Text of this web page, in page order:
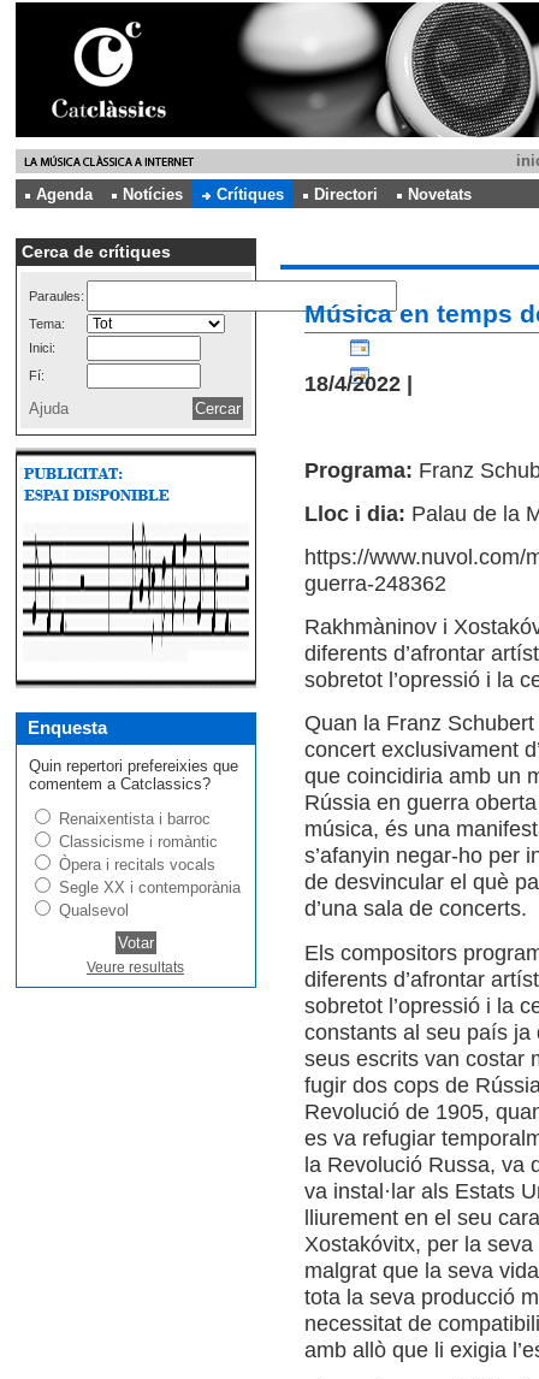
Agenda
Notícies Crítiques Directori Novetats
Cerca de crítiques
Paraules:
Tema:
Inici:
Fí:
Ajuda
Enquesta
Quin repertori prefereixies que
comentem a Catclassics?
Renaixentista i barroc
Classicisme i romàntic
Òpera i recitals vocals
Segle XX i contemporània
Qualsevol
Veure resultats
Música en temps
18/4/2022 |
Programa: Franz
Lloc i dia: Palau de la
https://www.nuvol.com/
guerra-248362
Rakhmàninov i
diferents d’afrontar
sobretot l’opressió i la
Quan la Franz
concert exclusivament
que coincidiria amb un
Rússia en guerra
música, és una
s’afanyin negar-ho per
de desvincular el què
d’una sala de concerts.
Els compositors
diferents d’afrontar
sobretot l’opressió i la
constants al seu país ja
seus escrits van costar
fugir dos cops de
Revolució de 1905,
es va refugiar
la Revolució Russa, va
va instal·lar als Estats
lliurement en el seu
Xostakóvitx, per la
malgrat que la seva
tota la seva producció
necessitat de
amb allò que li exigia